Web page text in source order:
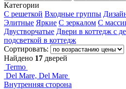
Категории
С решеткой Входные группы
Элитные Яркие С зеркалом С
Двустворчатые Двери в коттедж с
подсветкой в коттедж
Сортировать:
Найдено 17 дверей
Termo
Del Mare, Del Mare
Внутренняя сторона